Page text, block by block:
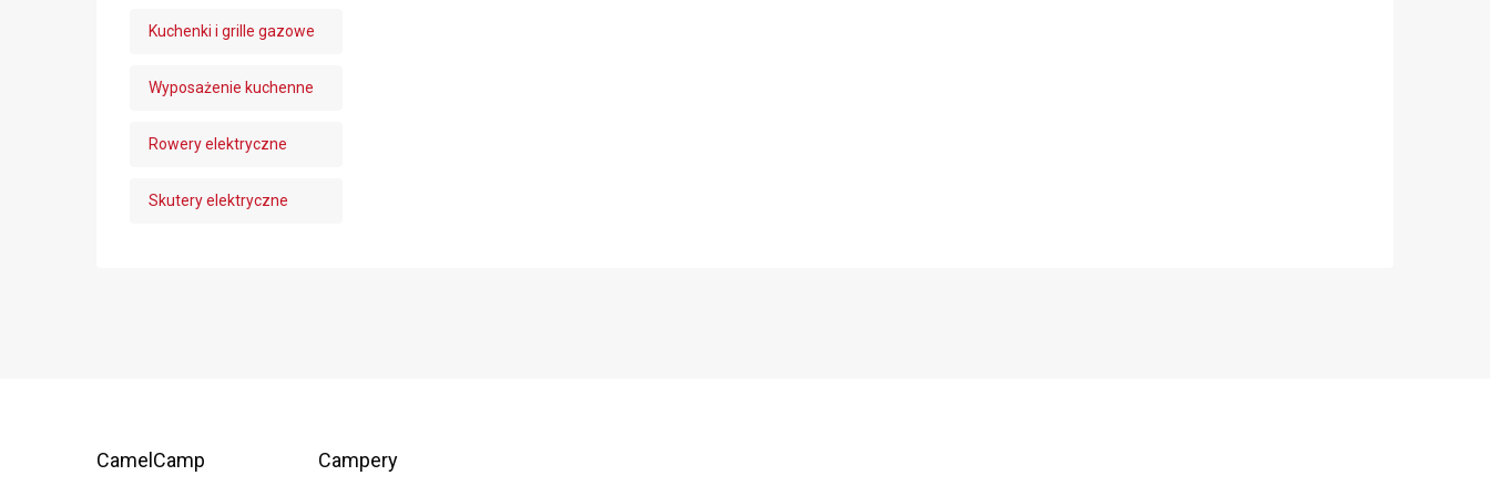
Kuchenki i grille gazowe
Wyposażenie kuchenne
Rowery elektryczne
Skutery elektryczne
CamelCamp Campery